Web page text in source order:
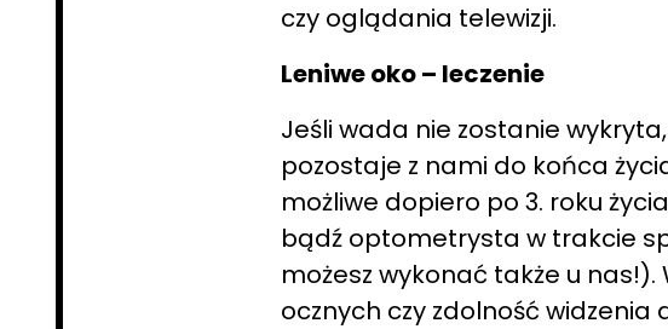
czy oglądania telewizji.
Leniwe oko – leczenie
Jeśli wada nie zostanie
pozostaje z nami do końca
możliwe dopiero po 3. roku
bądź optometrysta w trakcie
możesz wykonać także u
ocznych czy zdolność widzenia